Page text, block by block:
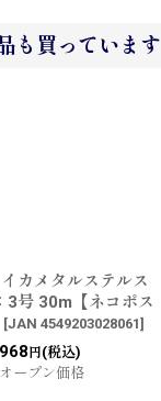
も買っています
カメタルステルス
3号 30m【ネコポス
[JAN 4549203028061]
968 円(税込)
オープン価格